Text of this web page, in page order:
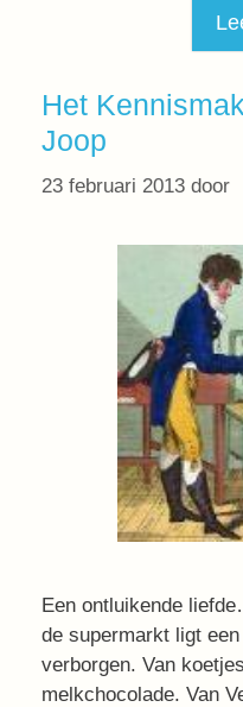
Het
Joop
23 februari 2013 door
Een ontluikende
de supermarkt ligt
verborgen. Van
melkchocolade. Van